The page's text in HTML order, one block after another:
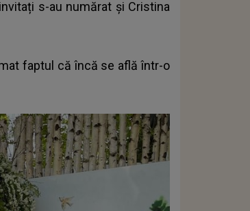
s-au numărat și Cristina
faptul că încă se află într-o